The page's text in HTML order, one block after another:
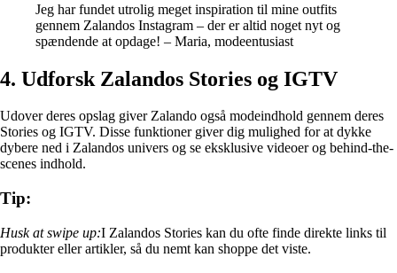
Jeg har fundet utrolig meget inspiration til mine outfits
gennem Zalandos Instagram – der er altid noget nyt og
spændende at opdage! – Maria, modeentusiast
4. Udforsk Zalandos Stories og IGTV
Udover deres opslag giver Zalando også modeindhold gennem deres
Stories og IGTV. Disse funktioner giver dig mulighed for at dykke
dybere ned i Zalandos univers og se eksklusive videoer og behind-the-
scenes indhold.
Tip:
Husk at swipe up:I Zalandos Stories kan du ofte finde direkte links til
produkter eller artikler, så du nemt kan shoppe det viste.